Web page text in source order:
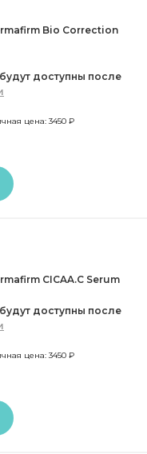
Bio Correction
доступны после
цена: 3450 ₽
CICAA.C Serum
доступны после
цена: 3450 ₽